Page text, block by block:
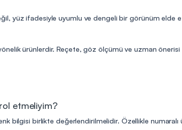
yüz ifadesiyle uyumlu ve dengeli bir görünüm elde
ürünlerdir. Reçete, göz ölçümü ve uzman
etmeliyim?
bilgisi birlikte değerlendirilmelidir. Özellikle